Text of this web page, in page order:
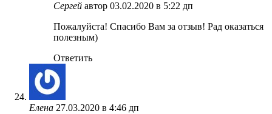
Сергей автор 03.02.2020 в 5:22 дп
Пожалуйста! Спасибо Вам за отзыв! Рад оказаться
полезным)
Ответить
Елена 27.03.2020 в 4:46 дп